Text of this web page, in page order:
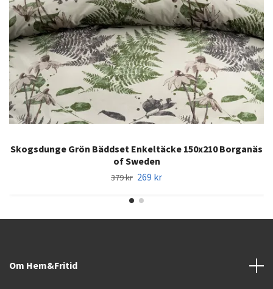
Skogsdunge Grön Bäddset Enkeltäcke 150x210 Borganäs
of Sweden
379 kr 269 kr
Om Hem&Fritid